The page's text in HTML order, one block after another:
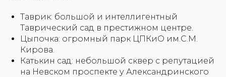
Таврик: большой и интеллигентный
Таврический сад в престижном центре.
Цыпочка: огромный парк ЦПКиО им.С.М.
Кирова.
Катькин сад: небольшой сквер с репутацией
на Невском проспекте у Александринского